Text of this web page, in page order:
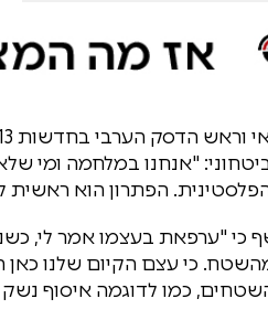
"אנחנו במלחמה ומי
הפתרון הוא ראשית
כי עצם הקיום שלנו
השטחים, כמו לדוגמה איסוף